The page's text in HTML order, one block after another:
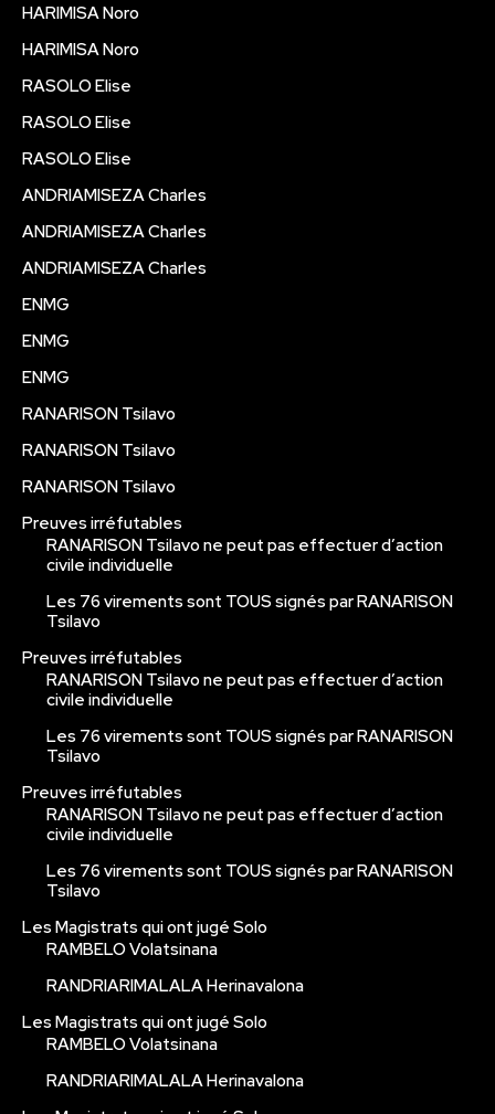
HARIMISA Noro
HARIMISA Noro
RASOLO Elise
RASOLO Elise
RASOLO Elise
ANDRIAMISEZA Charles
ANDRIAMISEZA Charles
ANDRIAMISEZA Charles
ENMG
ENMG
ENMG
RANARISON Tsilavo
RANARISON Tsilavo
RANARISON Tsilavo
Preuves irréfutables
RANARISON Tsilavo ne peut pas effectuer d’action
civile individuelle
Les 76 virements sont TOUS signés par RANARISON
Tsilavo
Preuves irréfutables
RANARISON Tsilavo ne peut pas effectuer d’action
civile individuelle
Les 76 virements sont TOUS signés par RANARISON
Tsilavo
Preuves irréfutables
RANARISON Tsilavo ne peut pas effectuer d’action
civile individuelle
Les 76 virements sont TOUS signés par RANARISON
Tsilavo
Les Magistrats qui ont jugé Solo
RAMBELO Volatsinana
RANDRIARIMALALA Herinavalona
Les Magistrats qui ont jugé Solo
RAMBELO Volatsinana
RANDRIARIMALALA Herinavalona